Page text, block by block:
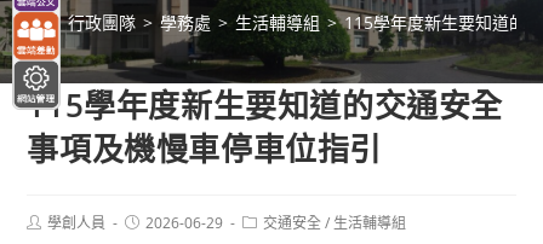
> 行政團隊 > 學務處 > 生活輔導組 > 115學年度新生要知道的
115學年度新生要知道的交通安全
事項及機慢車停車位指引
Post學創人員
Post2026-06-29
Post交通安全 / 生活輔導組